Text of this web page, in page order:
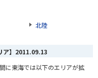
北陸
】 2011.09.13
に東海では以下のエリアが拡